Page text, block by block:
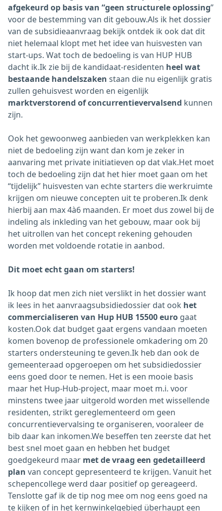
afgekeurd op basis van “geen structurele oplossing”
voor de bestemming van dit gebouw.Als ik het dossier
van de subsidieaanvraag bekijk ontdek ik ook dat dit
niet helemaal klopt met het idee van huisvesten van
start-ups. Wat toch de bedoeling is van HUP HUB
dacht ik.Ik zie bij de kandidaat-residenten heel wat
bestaande handelszaken staan die nu eigenlijk gratis
zullen gehuisvest worden en eigenlijk
marktverstorend of concurrentievervalsend kunnen
zijn.
Ook het gewoonweg aanbieden van werkplekken kan
niet de bedoeling zijn want dan kom je zeker in
aanvaring met private initiatieven op dat vlak.Het moet
toch de bedoeling zijn dat het hier moet gaan om het
“tijdelijk” huisvesten van echte starters die werkruimte
krijgen om nieuwe concepten uit te proberen.Ik denk
hierbij aan max 4à6 maanden. Er moet dus zowel bij de
indeling als inkleding van het gebouw, maar ook bij
het uitrollen van het concept rekening gehouden
worden met voldoende rotatie in aanbod.
Dit moet echt gaan om starters!
Ik hoop dat men zich niet verslikt in het dossier want
ik lees in het aanvraagsubsidiedossier dat ook het
commercialiseren van Hup HUB 15500 euro gaat
kosten.Ook dat budget gaat ergens vandaan moeten
komen bovenop de professionele omkadering om 20
starters ondersteuning te geven.Ik heb dan ook de
gemeenteraad opgeroepen om het subsidiedossier
eens goed door te nemen. Het is een mooie basis
maar het Hup-Hub-project, maar moet m.i. voor
minstens twee jaar uitgerold worden met wissellende
residenten, strikt gereglementeerd om geen
concurrentievervalsing te organiseren, vooraleer de
bib daar kan inkomen.We beseffen ten zeerste dat het
best snel moet gaan en hebben het budget
goedgekeurd maar met de vraag een gedetailleerd
plan van concept gepresenteerd te krijgen. Vanuit het
schepencollege werd daar positief op gereageerd.
Tenslotte gaf ik de tip nog mee om nog eens goed na
te kijken of in het kernwinkelgebied überhaupt een